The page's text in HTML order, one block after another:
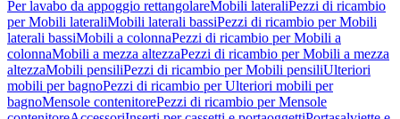
Per lavabo da appoggio rettangolareMobili lateraliPezzi di ricambio
per Mobili lateraliMobili laterali bassiPezzi di ricambio per Mobili
laterali bassiMobili a colonnaPezzi di ricambio per Mobili a
colonnaMobili a mezza altezzaPezzi di ricambio per Mobili a mezza
altezzaMobili pensiliPezzi di ricambio per Mobili pensiliUlteriori
mobili per bagnoPezzi di ricambio per Ulteriori mobili per
bagnoMensole contenitorePezzi di ricambio per Mensole